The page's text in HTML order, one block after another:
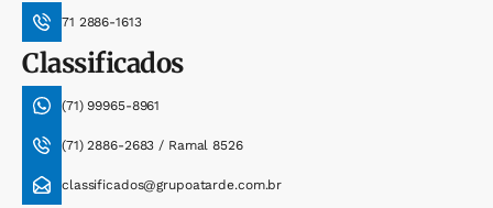
71 2886-1613
Classificados
(71) 99965-8961
(71) 2886-2683 / Ramal 8526
classificados@grupoatarde.com.br